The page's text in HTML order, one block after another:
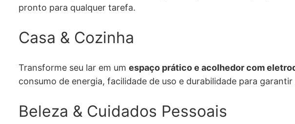
pronto para qualquer tarefa.
Casa & Cozinha
Transforme seu lar em um espaço prático e acolhedor com
consumo de energia, facilidade de uso e durabilidade para
Beleza & Cuidados Pessoais